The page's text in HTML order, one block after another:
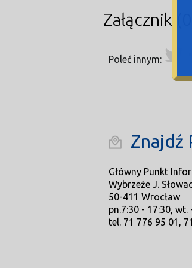
Załączniki(0)
Poleć innym:
Znajdź
Główny Punkt
Wybrzeże J.
50-411 Wrocław
pn.7:30 - 17:30, wt.
tel. 71 776 95 01,